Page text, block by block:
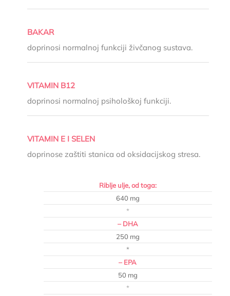
BAKAR
doprinosi normalnoj funkciji živčanog sustava.
VITAMIN B12
doprinosi normalnoj psihološkoj funkciji.
VITAMIN E I SELEN
doprinose zaštiti stanica od oksidacijskog stresa.
Riblje ulje, od toga:
640 mg
*
– DHA
250 mg
*
– EPA
50 mg
*